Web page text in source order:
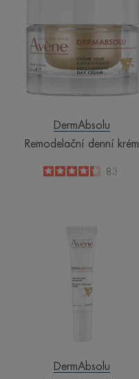
DermAbsolu
Remodelační denní krém
4.3
/
5
83
oční
DermAbsolu